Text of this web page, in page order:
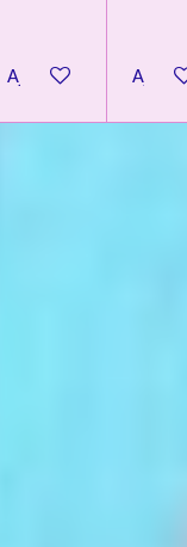
Ajouter au panier